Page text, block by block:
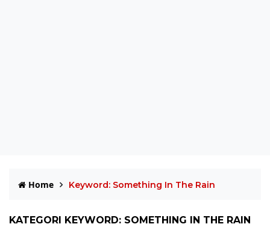
Home Keyword: Something In The Rain
KATEGORI KEYWORD: SOMETHING IN THE RAIN